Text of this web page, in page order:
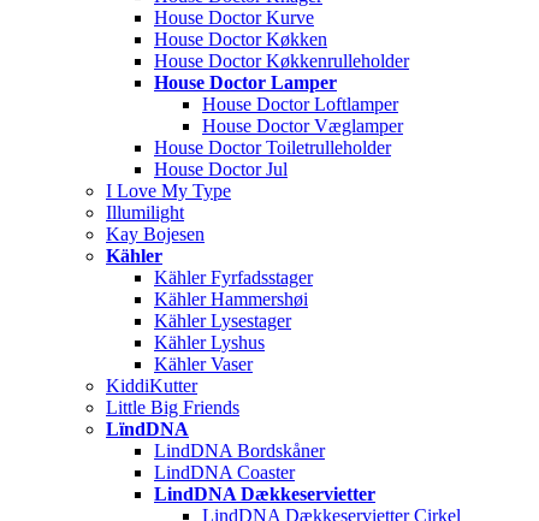
House Doctor Kurve
House Doctor Køkken
House Doctor Køkkenrulleholder
House Doctor Lamper
House Doctor Loftlamper
House Doctor Væglamper
House Doctor Toiletrulleholder
House Doctor Jul
I Love My Type
Illumilight
Kay Bojesen
Kähler
Kähler Fyrfadsstager
Kähler Hammershøi
Kähler Lysestager
Kähler Lyshus
Kähler Vaser
KiddiKutter
Little Big Friends
LïndDNA
LindDNA Bordskåner
LindDNA Coaster
LindDNA Dækkeservietter
LindDNA Dækkeservietter Cirkel